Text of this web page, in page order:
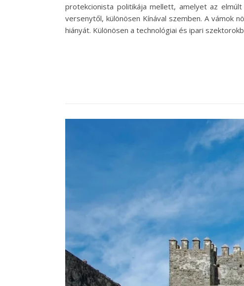
protekcionista politikája mellett, amelyet az
versenytől, különösen Kínával szemben. A vámok
hiányát. Különösen a technológiai és ipari